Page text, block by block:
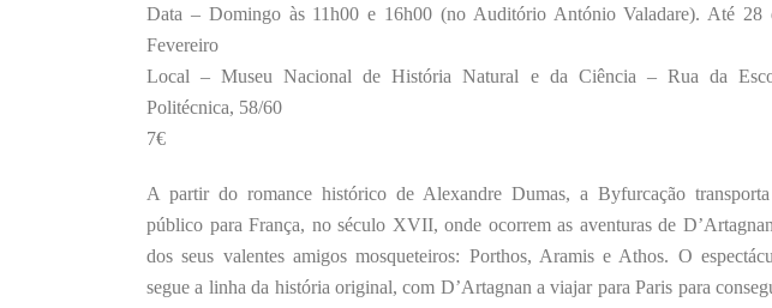
Data – Domingo às 11h00 e 16h00 (no Auditório António Valadare). Até 28
Fevereiro
Local – Museu Nacional de História Natural e da Ciência – Rua da
Politécnica, 58/60
7€
A partir do romance histórico de Alexandre Dumas, a Byfurcação
público para França, no século XVII, onde ocorrem as aventuras de
dos seus valentes amigos mosqueteiros: Porthos, Aramis e Athos. O
segue a linha da história original, com D’Artagnan a viajar para Paris para